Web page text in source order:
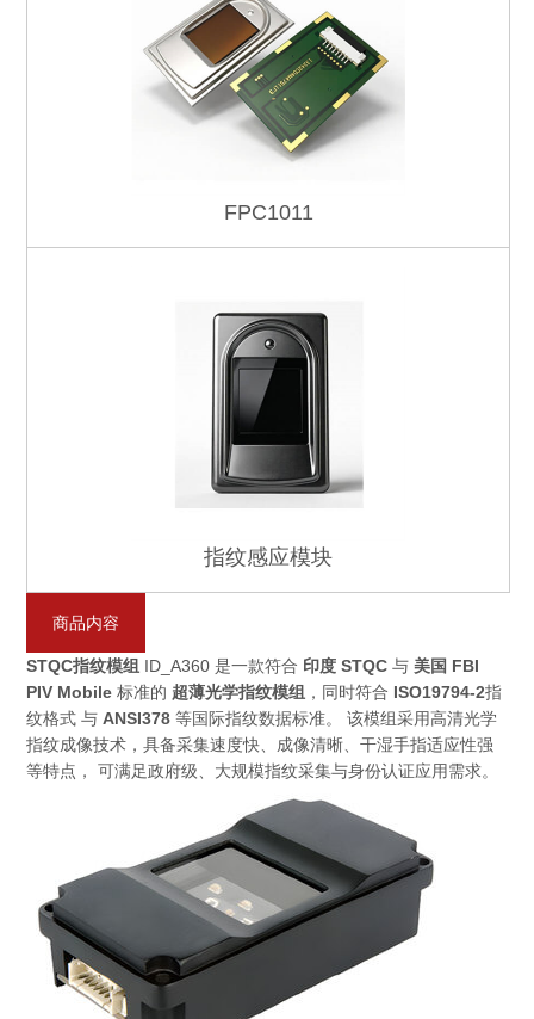
FPC1011
指纹感应模块
商品内容
STQC指纹模组 ID_A360 是一款符合 印度 STQC与 美国 FBI
PIV Mobile标准的 超薄光学指纹模组 ，同时符合 ISO19794-2指
纹格式 与 ANSI378等国际指纹数据标准。 该模组采用高清光学
指纹成像技术，具备采集速度快、成像清晰、干湿手指适应性强
等特点， 可满足政府级、大规模指纹采集与身份认证应用需求。